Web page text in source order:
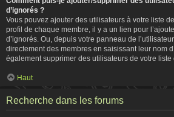
d’ignorés ?
Vous pouvez ajouter des utilisateurs à votre liste
profil de chaque membre, il y a un lien pour
d’ignorés. Ou, depuis votre panneau de
directement des membres en saisissant leur nom
également supprimer des utilisateurs de votre liste
Haut
Recherche dans les forums